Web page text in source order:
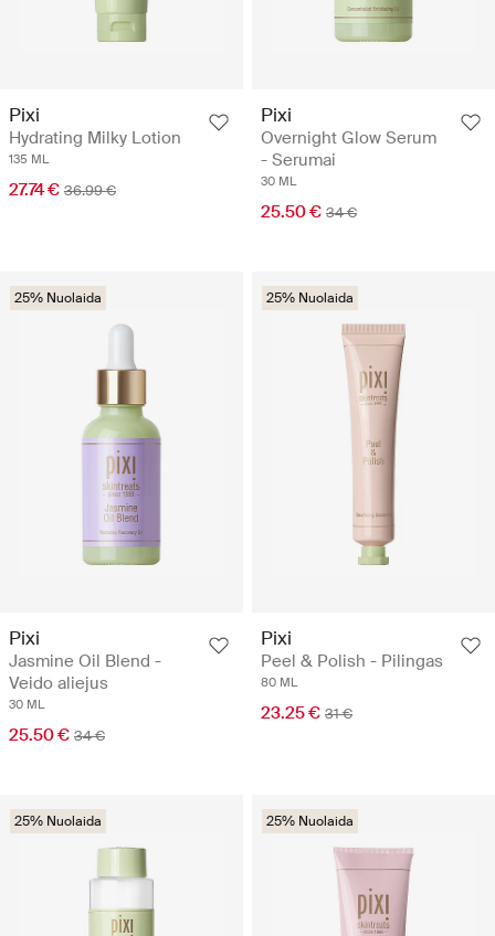
Pixi
Hydrating Milky Lotion
135 ML
27.74 € 36.99 €
Pixi
Overnight Glow Serum
- Serumai
30 ML
25.50 € 34 €
25% Nuolaida
Pixi
Jasmine Oil Blend -
Veido aliejus
30 ML
25.50 € 34 €
25% Nuolaida
Pixi
Peel & Polish - Pilingas
80 ML
23.25 € 31 €
25% Nuolaida 25% Nuolaida